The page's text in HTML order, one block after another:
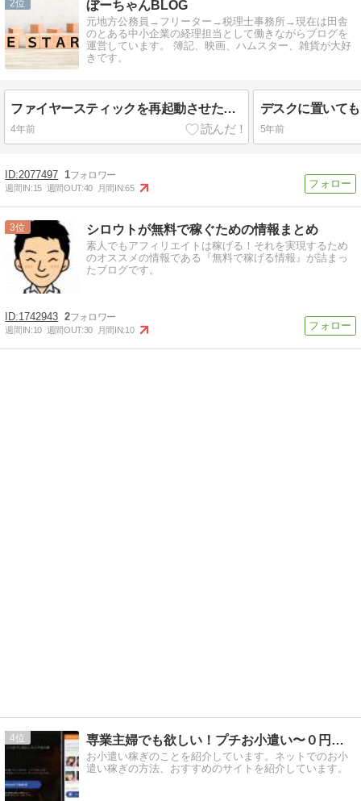
2 ぼーちゃんBLOG
元地方公務員→フリーター→税理士事務所→現在は田舎
のとある中小企業の経理担当として働きながらブログを
運営しています。 簿記、映画、ハムスター、雑貨が大好
きです。
ファイヤースティックを再起動させたら、動画が重い、固まるのを解消できた！
4年前 5年前
2077497 1
週間IN:15 週間OUT:40 月間IN:65
3 シロウトが無料で稼ぐための情報まとめ
素人でもアフィリエイトは稼げる！それを実現するため
のオススメの情報である『無料で稼げる情報』が詰まっ
たブログです。
1742943 2
週間IN:10 週間OUT:30 月間IN:10
4 専業主婦でも欲しい！プチお小遣い〜０円から始めよう〜
お小遣い稼ぎのことを紹介しています。ネットでのお小
遣い稼ぎの方法、おすすめのサイトを紹介しています。